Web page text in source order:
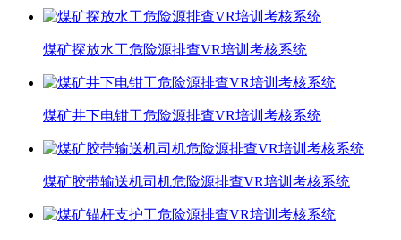
煤矿探放水工危险源排查VR培训考核系统
煤矿井下电钳工危险源排查VR培训考核系统
煤矿胶带输送机司机危险源排查VR培训考核系统